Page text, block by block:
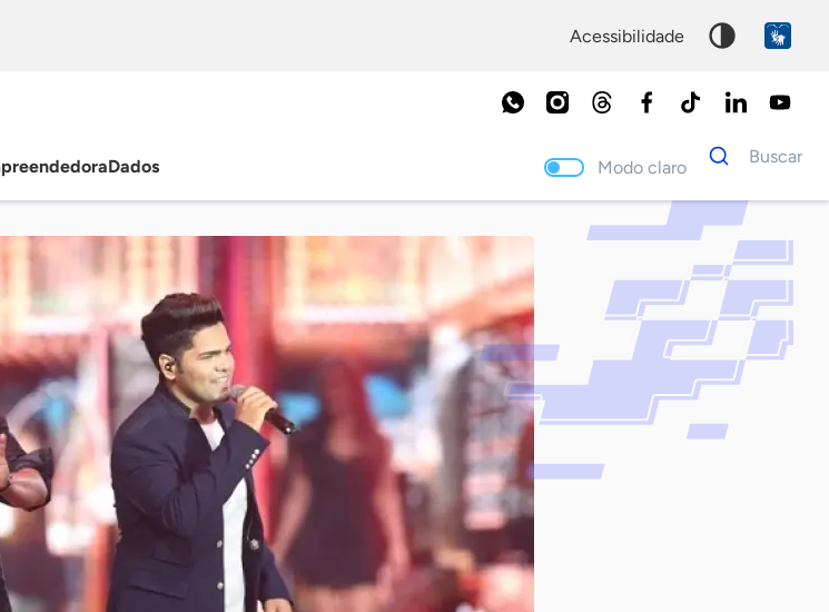
acessibilidade
Dados Modo claro
Dados
para
Buscar
Palavra
chave